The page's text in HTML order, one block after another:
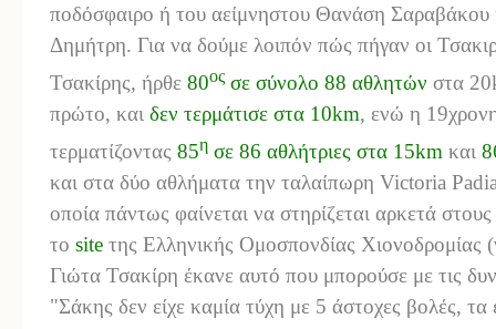
ποδόσφαιρο ή του αείμνηστου Θανάση Σαραβάκου
Δημήτρη. Για να δούμε λοιπόν πώς πήγαν οι
Τσακίρης, ήρθε 80οςσε σύνολο 88 αθλητών στα 20
πρώτο, και δεν τερμάτισε στα 10km, ενώ η
τερματίζοντας 85η σε 86 αθλήτριες στα 15km και
και στα δύο αθλήματα την ταλαίπωρη Victoria
οποία πάντως φαίνεται να στηρίζεται αρκετά στους
το site της Ελληνικής Ομοσπονδίας Χιονοδρομίας
Γιώτα Τσακίρη έκανε αυτό που μπορούσε με τις
"Σάκης δεν είχε καμία τύχη με 5 άστοχες βολές,